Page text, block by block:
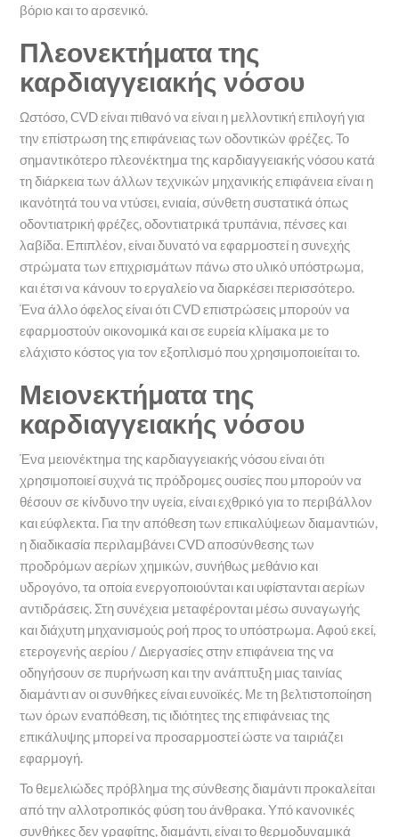
βόριο και το αρσενικό.
Πλεονεκτήματα της
καρδιαγγειακής νόσου
Ωστόσο, CVD είναι πιθανό να είναι η μελλοντική επιλογή για
την επίστρωση της επιφάνειας των οδοντικών φρέζες. Το
σημαντικότερο πλεονέκτημα της καρδιαγγειακής νόσου κατά
τη διάρκεια των άλλων τεχνικών μηχανικής επιφάνεια είναι η
ικανότητά του να ντύσει, ενιαία, σύνθετη συστατικά όπως
οδοντιατρική φρέζες, οδοντιατρικά τρυπάνια, πένσες και
λαβίδα. Επιπλέον, είναι δυνατό να εφαρμοστεί η συνεχής
στρώματα των επιχρισμάτων πάνω στο υλικό υπόστρωμα,
και έτσι να κάνουν το εργαλείο να διαρκέσει περισσότερο.
Ένα άλλο όφελος είναι ότι CVD επιστρώσεις μπορούν να
εφαρμοστούν οικονομικά και σε ευρεία κλίμακα με το
ελάχιστο κόστος για τον εξοπλισμό που χρησιμοποιείται το.
Μειονεκτήματα της
καρδιαγγειακής νόσου
Ένα μειονέκτημα της καρδιαγγειακής νόσου είναι ότι
χρησιμοποιεί συχνά τις πρόδρομες ουσίες που μπορούν να
θέσουν σε κίνδυνο την υγεία, είναι εχθρικό για το περιβάλλον
και εύφλεκτα. Για την απόθεση των επικαλύψεων διαμαντιών,
η διαδικασία περιλαμβάνει CVD αποσύνθεσης των
προδρόμων αερίων χημικών, συνήθως μεθάνιο και
υδρογόνο, τα οποία ενεργοποιούνται και υφίστανται αερίων
αντιδράσεις. Στη συνέχεια μεταφέρονται μέσω συναγωγής
και διάχυτη μηχανισμούς ροή προς το υπόστρωμα. Αφού εκεί,
ετερογενής αερίου / Διεργασίες στην επιφάνεια της να
οδηγήσουν σε πυρήνωση και την ανάπτυξη μιας ταινίας
διαμάντι αν οι συνθήκες είναι ευνοϊκές. Με τη βελτιστοποίηση
των όρων εναπόθεση, τις ιδιότητες της επιφάνειας της
επικάλυψης μπορεί να προσαρμοστεί ώστε να ταιριάζει
εφαρμογή.
Το θεμελιώδες πρόβλημα της σύνθεσης διαμάντι προκαλείται
από την αλλοτροπικός φύση του άνθρακα. Υπό κανονικές
συνθήκες δεν γραφίτης, διαμάντι, είναι το θερμοδυναμικά